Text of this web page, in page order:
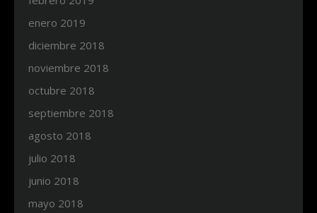
enero 2019
diciembre 2018
noviembre 2018
octubre 2018
septiembre 2018
agosto 2018
julio 2018
junio 2018
mayo 2018